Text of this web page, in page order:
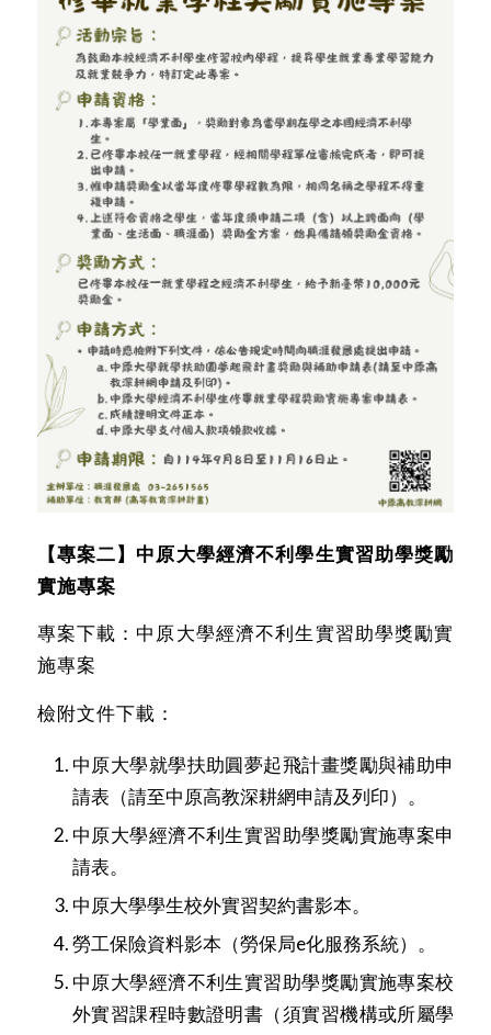
【專案二】中原大學經濟不利學生實習助學獎勵
實施專案
專案下載： 中原大學經濟不利生實習助學獎勵實
施專案
檢附文件下載：
中原大學就學扶助圓夢起飛計畫獎勵與補助申
請表（請至中原高教深耕網申請及列印）。
中原大學經濟不利生實習助學獎勵實施專案申
請表。
中原大學學生校外實習契約書影本。
勞工保險資料影本（勞保局e化服務系統）。
中原大學經濟不利生實習助學獎勵實施專案校
外實習課程時數證明書 （須實習機構或所屬學